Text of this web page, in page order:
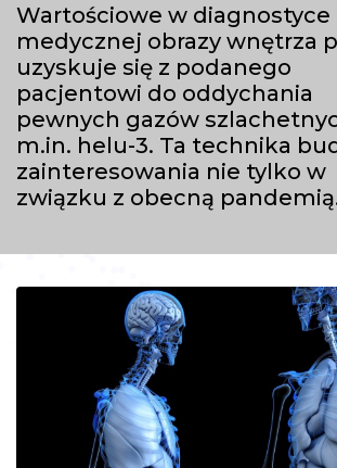
Wartościowe w diagnostyce
medycznej obrazy wnętrza
uzyskuje się z podanego
pacjentowi do oddychania
pewnych gazów
m.in. helu-3. Ta technika
zainteresowania nie tylko w
związku z obecną